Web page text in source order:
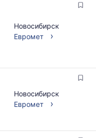
Новосибирск
Евромет
›
Новосибирск
Евромет
›